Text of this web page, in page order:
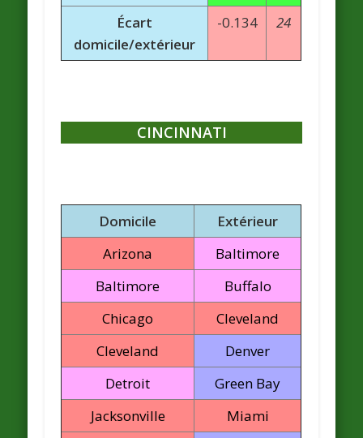
Écart
domicile/extérieur
-0.134 24
CINCINNATI
Domicile
Extérieur
Arizona
Baltimore
Baltimore
Buffalo
Chicago
Cleveland
Cleveland
Denver
Detroit
Green Bay
Jacksonville
Miami